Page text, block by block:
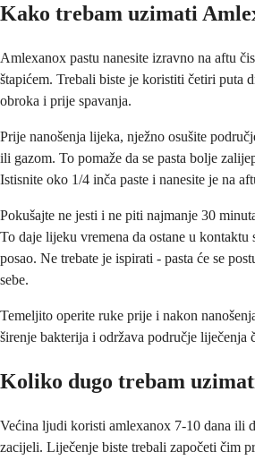
Kako trebam uzimati
Amlexanox pastu nanesite izravno na aftu
štapićem. Trebali biste je koristiti četiri puta
obroka i prije spavanja.
Prije nanošenja lijeka, nježno osušite
ili gazom. To pomaže da se pasta bolje
Istisnite oko 1/4 inča paste i nanesite je na
Pokušajte ne jesti i ne piti najmanje 30
To daje lijeku vremena da ostane u kontaktu
posao. Ne trebate je ispirati - pasta će se
sebe.
Temeljito operite ruke prije i nakon
širenje bakterija i održava područje liječenja
Koliko dugo trebam
Većina ljudi koristi amlexanox 7-10 dana ili
zacijeli. Liječenje biste trebali započeti čim